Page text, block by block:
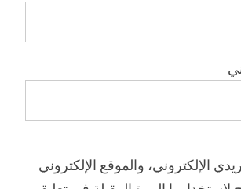
الإلكتروني، والموقع الإلكتروني